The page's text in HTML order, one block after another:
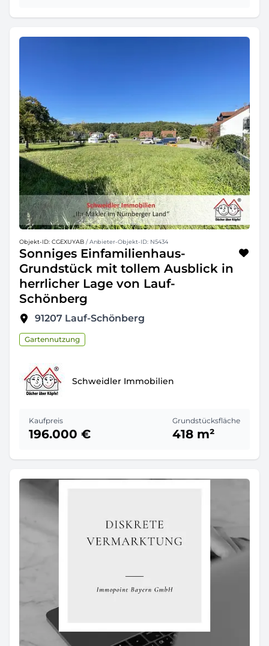
Objekt-ID: CGEXUYAB / Anbieter-Objekt-ID: N5434
Sonniges Einfamilienhaus-
Grundstück mit tollem Ausblick in
herrlicher Lage von Lauf-
Schönberg
91207 Lauf-Schönberg
Gartennutzung
Schweidler Immobilien
Kaufpreis
196.000 €
Grundstücksfläche
418 m²